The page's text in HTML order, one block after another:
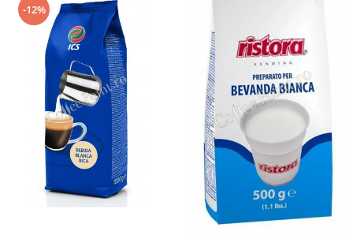
-12%